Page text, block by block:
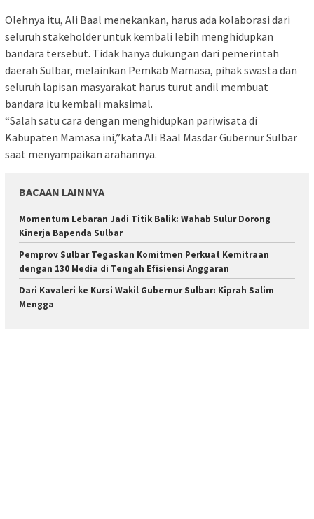
Olehnya itu, Ali Baal menekankan, harus ada kolaborasi dari
seluruh stakeholder untuk kembali lebih menghidupkan
bandara tersebut. Tidak hanya dukungan dari pemerintah
daerah Sulbar, melainkan Pemkab Mamasa, pihak swasta dan
seluruh lapisan masyarakat harus turut andil membuat
bandara itu kembali maksimal.
“Salah satu cara dengan menghidupkan pariwisata di
Kabupaten Mamasa ini,”kata Ali Baal Masdar Gubernur Sulbar
saat menyampaikan arahannya.
BACAAN LAINNYA
Momentum Lebaran Jadi Titik Balik: Wahab Sulur Dorong
Kinerja Bapenda Sulbar
Pemprov Sulbar Tegaskan Komitmen Perkuat Kemitraan
dengan 130 Media di Tengah Efisiensi Anggaran
Dari Kavaleri ke Kursi Wakil Gubernur Sulbar: Kiprah Salim
Mengga